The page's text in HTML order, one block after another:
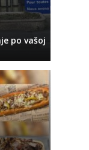
po vašoj